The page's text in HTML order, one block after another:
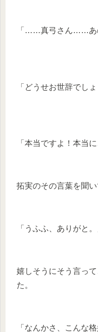
「……真弓さん……あ
「どうせお世辞でしょ
「本当ですよ！本当
拓実のその言葉を聞
「うふふ、ありがと。
嬉しそうにそう言っ
た。
「なんかさ、こんな